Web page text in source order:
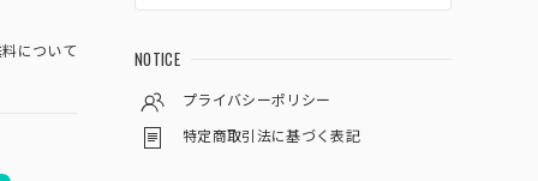
について NOTICE
プライバシーポリシー
特定商取引法に基づく表記